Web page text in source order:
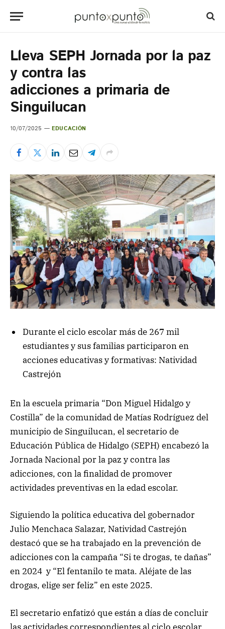
Lleva SEPH Jornada por la paz
y contra las
adicciones a primaria de
Singuilucan
10/07/2025 EDUCACIÓN
Durante el ciclo escolar más de 267 mil
estudiantes y sus familias participaron en
acciones educativas y formativas: Natividad
Castrejón
En la escuela primaria “Don Miguel Hidalgo y
Costilla” de la comunidad de Matías Rodríguez del
municipio de Singuilucan, el secretario de
Educación Pública de Hidalgo (SEPH) encabezó la
Jornada Nacional por la paz y contra las
adicciones, con la finalidad de promover
actividades preventivas en la edad escolar.
Siguiendo la política educativa del gobernador
Julio Menchaca Salazar, Natividad Castrejón
destacó que se ha trabajado en la prevención de
adicciones con la campaña “Si te drogas, te dañas”
en 2024 y “El fentanilo te mata. Aléjate de las
drogas, elige ser feliz” en este 2025.
El secretario enfatizó que están a días de concluir
las actividades correspondientes al ciclo escolar